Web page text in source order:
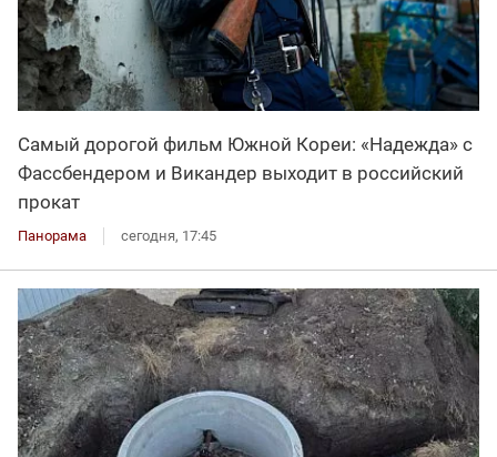
Самый дорогой фильм Южной Кореи: «Надежда» с
Фассбендером и Викандер выходит в российский
прокат
Панорама сегодня, 17:45